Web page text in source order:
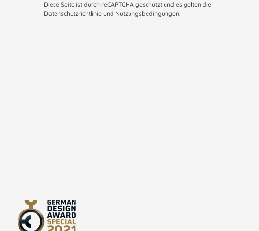
Diese Seite ist durch reCAPTCHA geschützt und es gelten die
Datenschutzrichtlinie und Nutzungsbedingungen.